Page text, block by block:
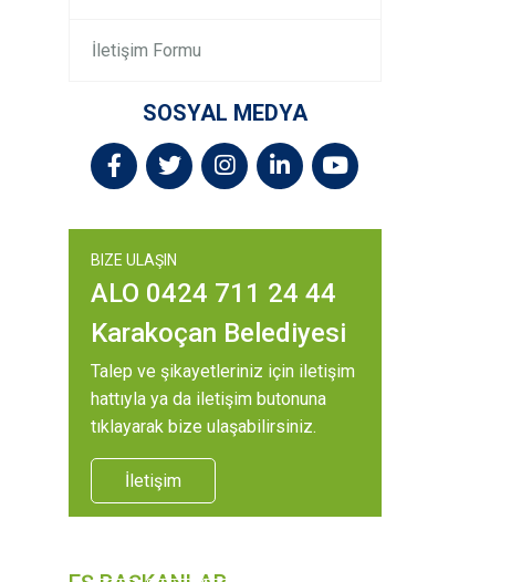
İletişim Formu
SOSYAL MEDYA
BIZE ULAŞIN
ALO 0424 711 24 44
Karakoçan Belediyesi
Talep ve şikayetleriniz için iletişim
hattıyla ya da iletişim butonuna
tıklayarak bize ulaşabilirsiniz.
İletişim